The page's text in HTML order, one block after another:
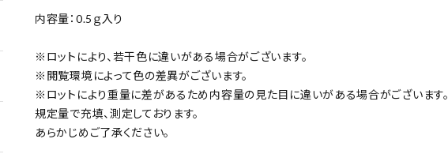
内容量：0.5ｇ入り
※ロットにより、若干色に違いがある場合がございます。
※閲覧環境によって色の差異がございます。
※ロットにより重量に差があるため内容量の見た目に違いがある場合がございます。
規定量で充填、測定しております。
あらかじめご了承ください。